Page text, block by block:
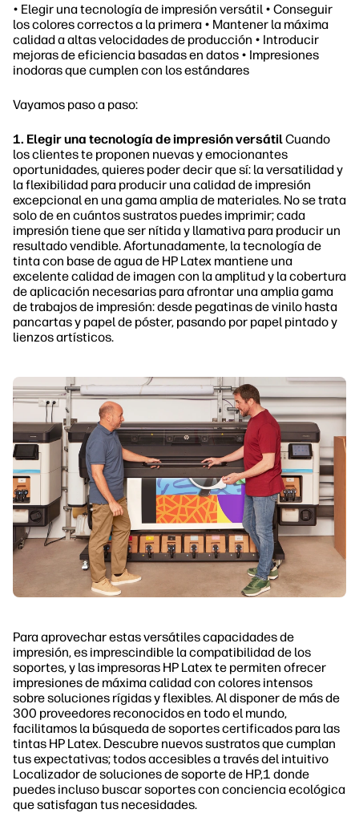
• Elegir una tecnología de impresión versátil • Conseguir
los colores correctos a la primera • Mantener la máxima
calidad a altas velocidades de producción • Introducir
mejoras de eficiencia basadas en datos • Impresiones
inodoras que cumplen con los estándares
Vayamos paso a paso:
1. Elegir una tecnología de impresión versátilCuando
los clientes te proponen nuevas y emocionantes
oportunidades, quieres poder decir que sí: la versatilidad y
la flexibilidad para producir una calidad de impresión
excepcional en una gama amplia de materiales. No se trata
solo de en cuántos sustratos puedes imprimir; cada
impresión tiene que ser nítida y llamativa para producir un
resultado vendible. Afortunadamente, la tecnología de
tinta con base de agua de HP Latex mantiene una
excelente calidad de imagen con la amplitud y la cobertura
de aplicación necesarias para afrontar una amplia gama
de trabajos de impresión: desde pegatinas de vinilo hasta
pancartas y papel de póster, pasando por papel pintado y
lienzos artísticos.
Para aprovechar estas versátiles capacidades de
impresión, es imprescindible la compatibilidad de los
soportes, y las impresoras HP Latex te permiten ofrecer
impresiones de máxima calidad con colores intensos
sobre soluciones rígidas y flexibles. Al disponer de más de
300 proveedores reconocidos en todo el mundo,
facilitamos la búsqueda de soportes certificados para las
tintas HP Latex. Descubre nuevos sustratos que cumplan
tus expectativas; todos accesibles a través del intuitivo
Localizador de soluciones de soporte de HP,1 donde
puedes incluso buscar soportes con conciencia ecológica
que satisfagan tus necesidades.